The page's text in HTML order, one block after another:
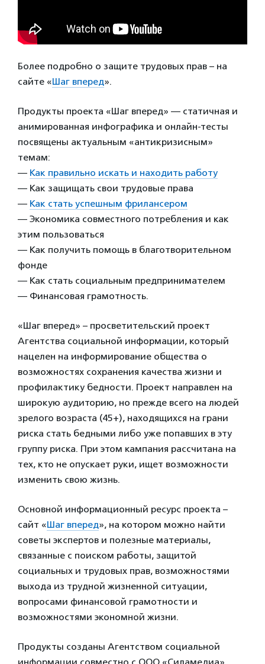
Более подробно о защите трудовых прав – на
сайте «Шаг вперед».
Продукты проекта «Шаг вперед» — статичная и
анимированная инфографика и онлайн-тесты
посвящены актуальным «антикризисным»
темам:
— Как правильно искать и находить работу
— Как защищать свои трудовые права
— Как стать успешным фрилансером
— Экономика совместного потребления и как
этим пользоваться
— Как получить помощь в благотворительном
фонде
— Как стать социальным предпринимателем
— Финансовая грамотность.
«Шаг вперед» – просветительский проект
Агентства социальной информации, который
нацелен на информирование общества о
возможностях сохранения качества жизни и
профилактику бедности. Проект направлен на
широкую аудиторию, но прежде всего на людей
зрелого возраста (45+), находящихся на грани
риска стать бедными либо уже попавших в эту
группу риска. При этом кампания рассчитана на
тех, кто не опускает руки, ищет возможности
изменить свою жизнь.
Основной информационный ресурс проекта –
сайт «Шаг вперед», на котором можно найти
советы экспертов и полезные материалы,
связанные с поиском работы, защитой
социальных и трудовых прав, возможностями
выхода из трудной жизненной ситуации,
вопросами финансовой грамотности и
возможностями экономной жизни.
Продукты созданы Агентством социальной